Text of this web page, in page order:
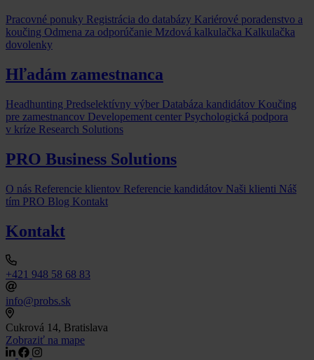
Pracovné ponuky Registrácia do databázy Kariérové poradenstvo a
koučing Odmena za odporúčanie Mzdová kalkulačka Kalkulačka
dovolenky
Hľadám zamestnanca
Headhunting Predselektívny výber Databáza kandidátov Koučing
pre zamestnancov Developement center Psychologická podpora
v kríze Research Solutions
PRO Business Solutions
O nás Referencie klientov Referencie kandidátov Naši klienti Náš
tím PRO Blog Kontakt
Kontakt
+421 948 58 68 83
info@probs.sk
Cukrová 14, Bratislava
Zobraziť na mape